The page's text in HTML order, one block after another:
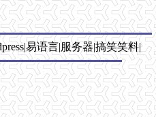
易语言|服务器|搞笑笑料|